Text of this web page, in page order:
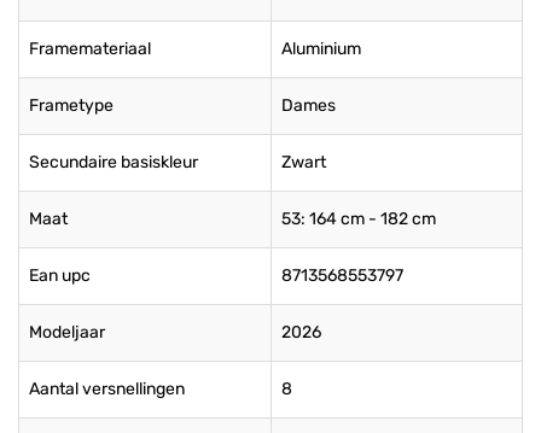
Framemateriaal Aluminium
Frametype Dames
Secundaire basiskleur Zwart
Maat 53: 164 cm - 182 cm
Ean upc 8713568553797
Modeljaar 2026
Aantal versnellingen 8